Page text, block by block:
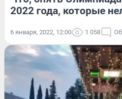
2022 года, которые
6 января, 2022, 12:00 1 058